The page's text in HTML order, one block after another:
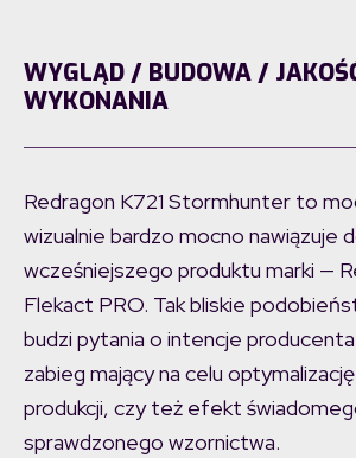
WYGLĄD / BUDOWA /
WYKONANIA
Redragon K721 Stormhunter to
wizualnie bardzo mocno nawiązuje
wcześniejszego produktu marki —
Flekact PRO. Tak bliskie
budzi pytania o intencje
zabieg mający na celu
produkcji, czy też efekt
sprawdzonego wzornictwa.